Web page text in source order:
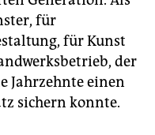
für
für Kunst
der
Jahrzehnte einen
sichern konnte.